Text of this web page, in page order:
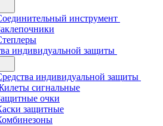
инструмент
индивидуальной защиты
индивидуальной защиты
сигнальные
очки
защитные